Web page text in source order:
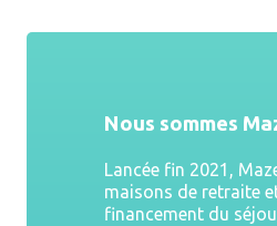
Nous sommes
Lancée fin 2021,
maisons de retraite
financement du